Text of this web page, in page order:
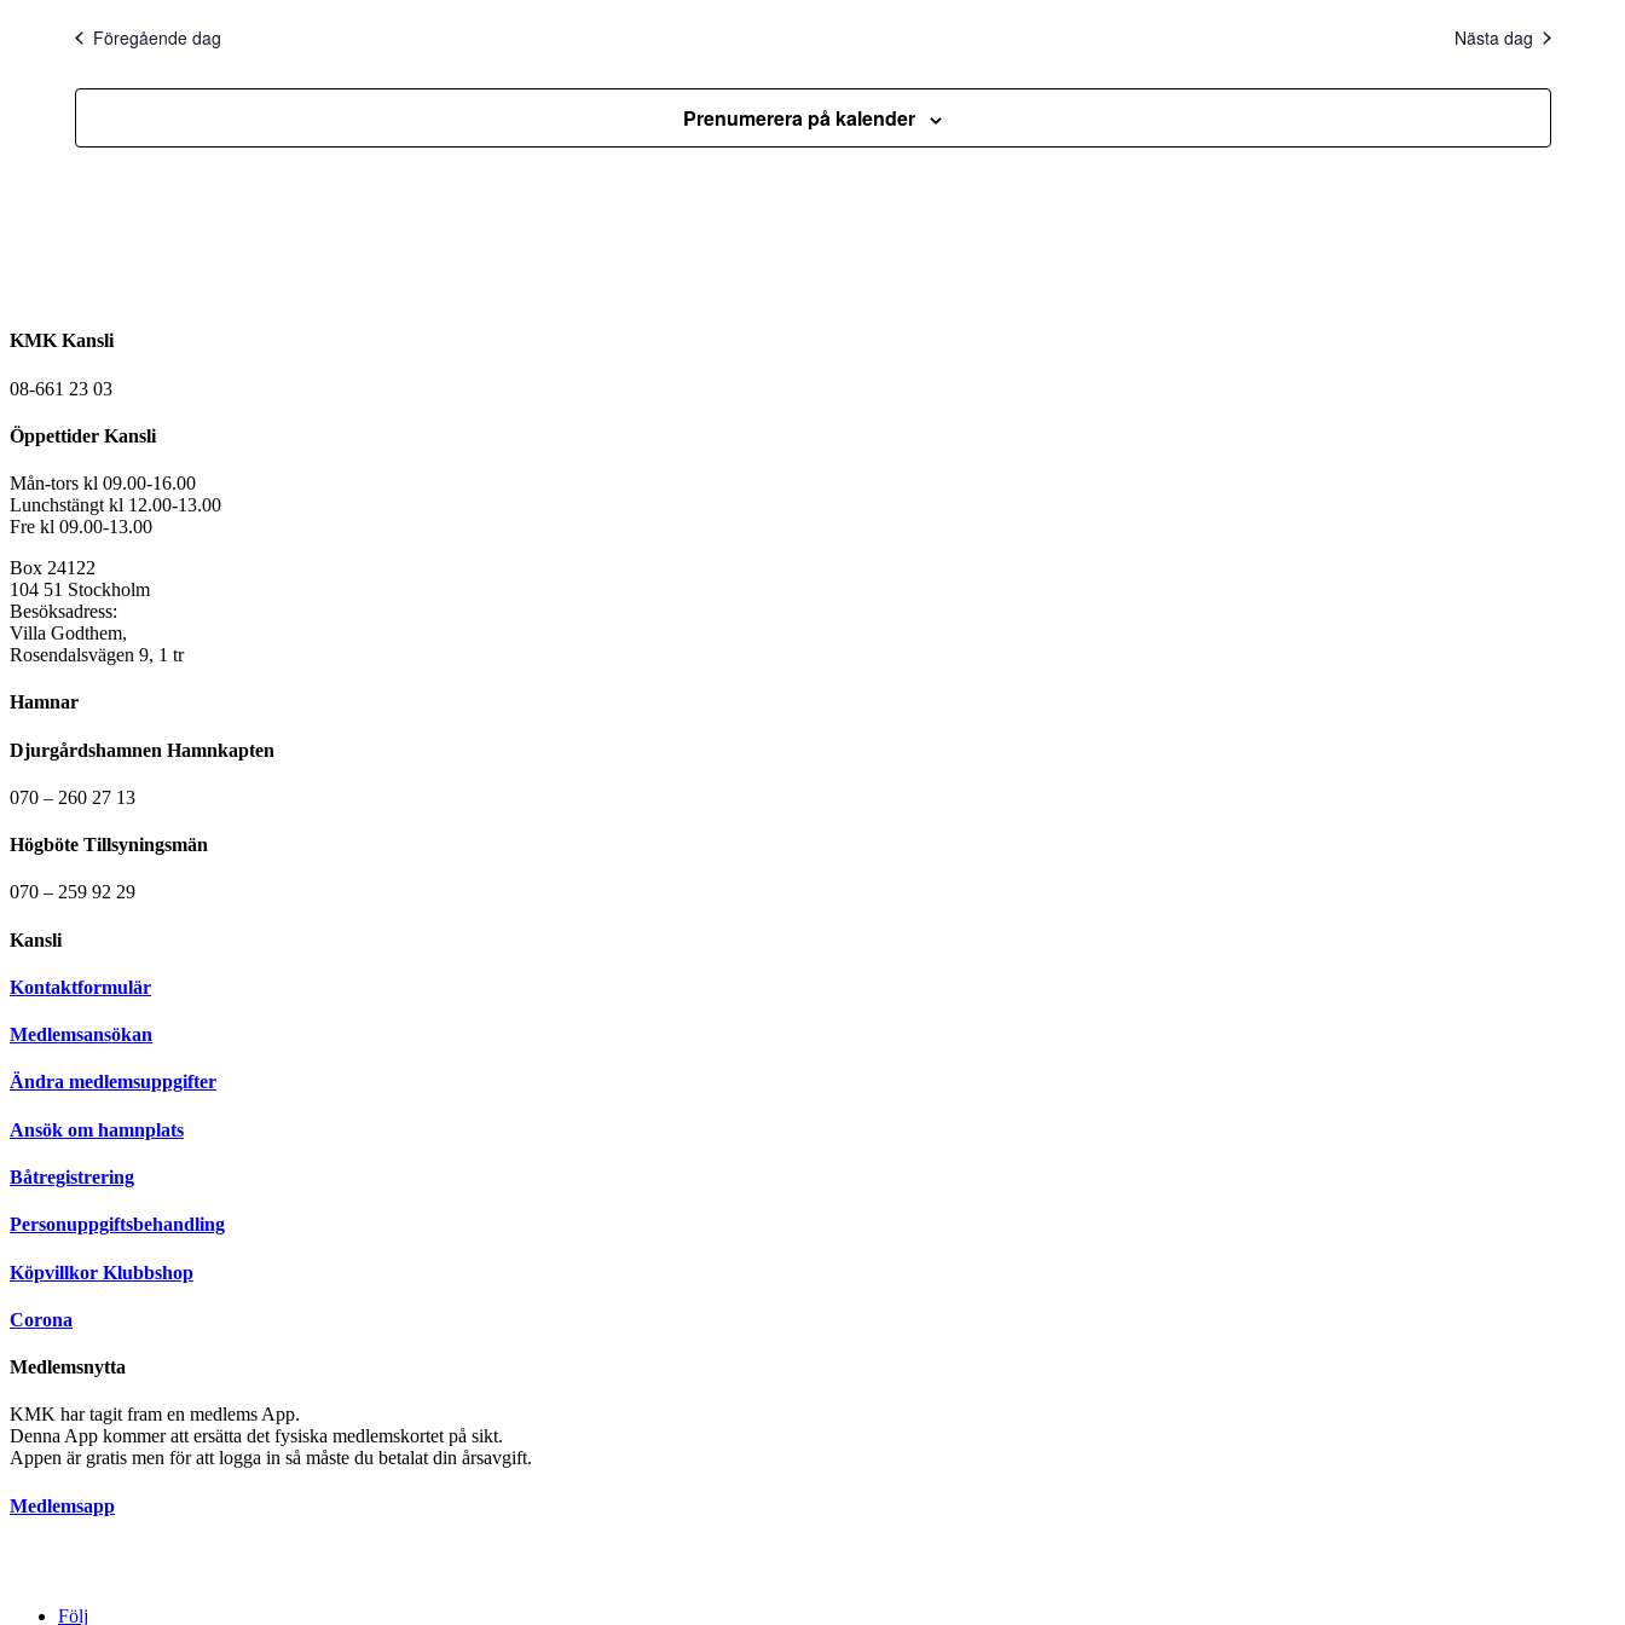
Föregående dag Nästa dag
Prenumerera på kalender
KMK Kansli
08-661 23 03
Öppettider Kansli
Mån-tors kl 09.00-16.00
Lunchstängt kl 12.00-13.00
Fre kl 09.00-13.00
Box 24122
104 51 Stockholm
Besöksadress:
Villa Godthem,
Rosendalsvägen 9, 1 tr
Hamnar
Djurgårdshamnen Hamnkapten
070 – 260 27 13
Högböte Tillsyningsmän
070 – 259 92 29
Kansli
Kontaktformulär
Medlemsansökan
Ändra medlemsuppgifter
Ansök om hamnplats
Båtregistrering
Personuppgiftsbehandling
Köpvillkor Klubbshop
Corona
Medlemsnytta
KMK har tagit fram en medlems App.
Denna App kommer att ersätta det fysiska medlemskortet på sikt.
Appen är gratis men för att logga in så måste du betalat din årsavgift.
Medlemsapp
Följ